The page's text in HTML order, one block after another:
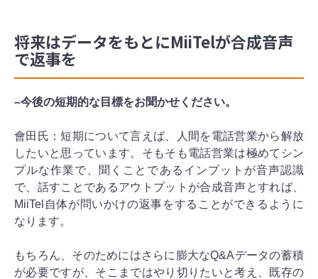
将来はデータをもとにMiiTelが合成音声
で返事を
–今後の短期的な目標をお聞かせください。
會田氏：短期について言えば、人間を電話営業から解放
したいと思っています。そもそも電話営業は極めてシン
プルな作業で、聞くことであるインプットが音声認識
で、話すことであるアウトプットが合成音声とすれば、
MiiTel自体が問いかけの返事をすることができるように
なります。
もちろん、そのためにはさらに膨大なQ&Aデータの蓄積
が必要ですが、そこまではやり切りたいと考え、既存の